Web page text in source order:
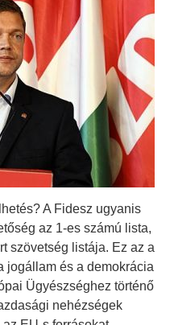
A Fidesz ugyanis
az 1-es számú lista,
szövetség listája. Ez az a
jogállam és a demokrácia
Ügyészséghez történő
nehézségek